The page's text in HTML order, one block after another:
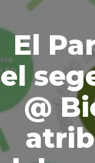
El
el
@